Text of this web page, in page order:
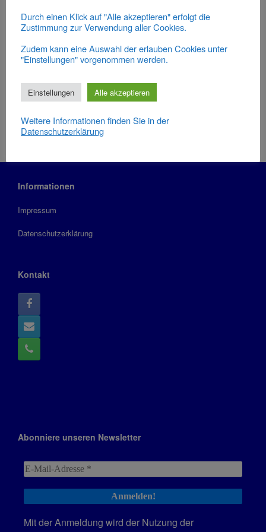
Kalender abonnieren
Kalender präsentiert von The Events Calendar
Informationen
Impressum
Datenschutzerklärung
Kontakt
Abonniere unseren Newsletter
Mit der Anmeldung wird der Nutzung der
Durch einen Klick auf "Alle akzeptieren" erfolgt die
Zustimmung zur Verwendung aller Cookies.
Zudem kann eine Auswahl der erlauben Cookies unter
"Einstellungen" vorgenommen werden.
Einstellungen Alle akzeptieren
Weitere Informationen finden Sie in der
Datenschutzerklärung